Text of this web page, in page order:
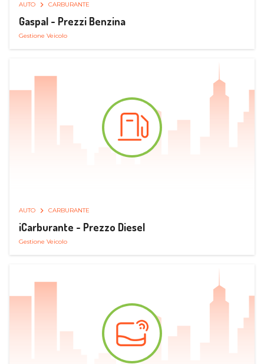
AUTO CARBURANTE
Gaspal - Prezzi Benzina
Gestione Veicolo
AUTO CARBURANTE
iCarburante - Prezzo Diesel
Gestione Veicolo